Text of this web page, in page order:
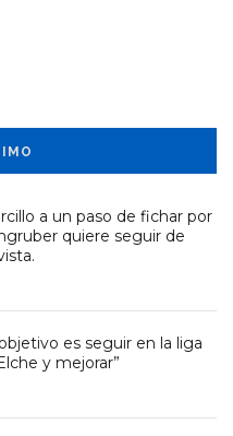
a un paso de fichar por
quiere seguir de
es seguir en la liga
y mejorar”